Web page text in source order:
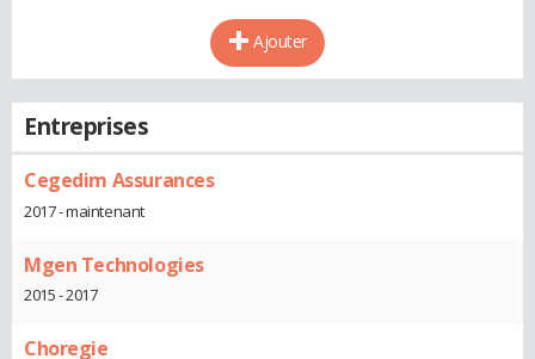
Ajouter
Entreprises
Cegedim Assurances
2017 - maintenant
Mgen Technologies
2015 - 2017
Choregie